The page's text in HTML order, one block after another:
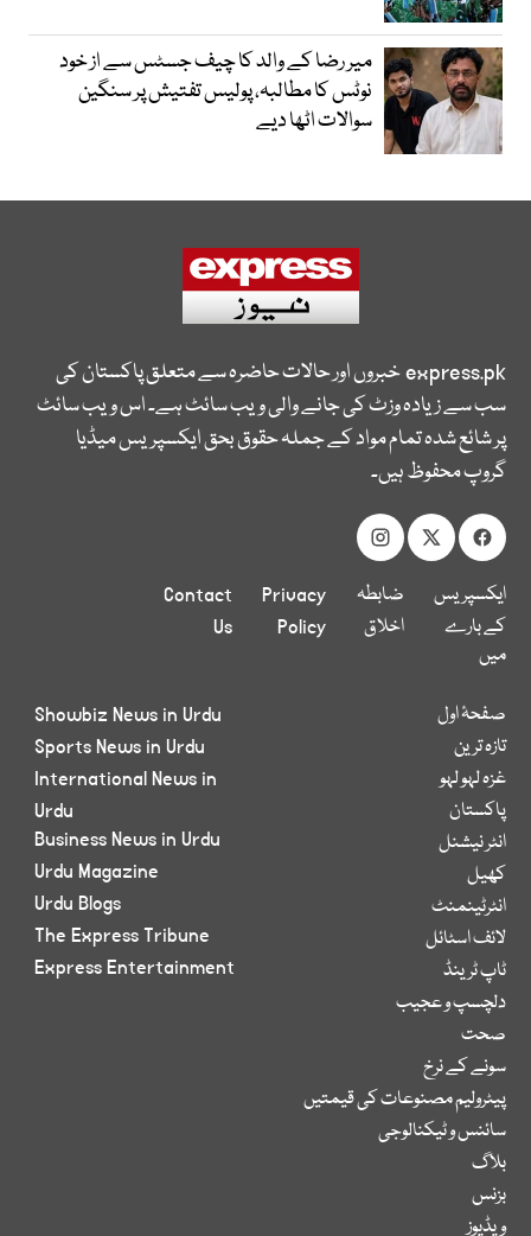
میر رضا کے والد کا چیف جسٹس سے از خود
نوٹس کا مطالبہ، پولیس تفتیش پر سنگین
سوالات اٹھا دیے
express.pkخبروں اور حالات حاضرہ سے متعلق پاکستان کی
سب سے زیادہ وزٹ کی جانے والی ویب سائٹ ہے۔ اس ویب سائٹ
پر شائع شدہ تمام مواد کے جملہ حقوق بحق ایکسپریس میڈیا
گروپ محفوظ ہیں۔
ایکسپریس
کے بارے
میں
ضابطہ
اخلاق
Privacy
Policy
Contact
Us
صفحۂ اول
تازہ ترین
غزہ لہو لہو
پاکستان
انٹر نیشنل
کھیل
انٹرٹینمنٹ
لائف اسٹائل
ٹاپ ٹرینڈ
دلچسپ و عجیب
صحت
سونے کے نرخ
پیٹرولیم مصنوعات کی قیمتیں
سائنس و ٹیکنالوجی
بلاگ
بزنس
ویڈیوز
Showbiz News in Urdu
Sports News in Urdu
International News in
Urdu
Business News in Urdu
Urdu Magazine
Urdu Blogs
The Express Tribune
Express Entertainment